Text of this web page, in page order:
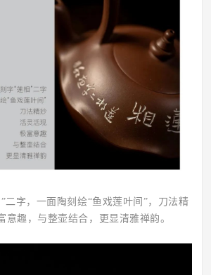
二字，一面陶刻绘“鱼戏莲叶间”，刀法精
意趣，与整壶结合，更显清雅禅韵。